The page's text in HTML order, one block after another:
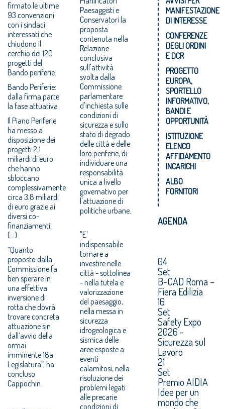
firmato le ultime
93 convenzioni
con i sindaci
interessati che
chiudono il
cerchio dei 120
progetti del
Bando periferie.
Bando Periferie:
dalla firma parte
la fase attuativa
Il Piano Periferie
ha messo a
disposizione dei
progetti 2,1
miliardi di euro
che hanno
sbloccano
complessivamente
circa 3,8 miliardi
di euro grazie ai
diversi co-
finanziamenti.
(...)
“Quanto
proposto dalla
Commissione fa
ben sperare in
una effettiva
inversione di
rotta che dovrà
trovare concreta
attuazione sin
dall’avvio della
ormai
imminente 18a
Legislatura”, ha
concluso
Cappochin.
Paesaggisti e
Conservatori la
proposta
contenuta nella
Relazione
conclusiva
sull'attività
svolta dalla
Commissione
parlamentare
d'inchiesta sulle
condizioni di
sicurezza e sullo
stato di degrado
delle città e delle
loro periferie, di
individuare una
responsabilità
unica a livello
governativo per
l'attuazione di
politiche urbane.
"E'
indispensabile
tornare a
investire nelle
città - sottolinea
- nella tutela e
valorizzazione
del paesaggio,
nella messa in
sicurezza
idrogeologica e
sismica delle
aree esposte a
eventi
calamitosi, nella
risoluzione dei
problemi legati
alle precarie
condizioni di
MANIFESTAZIONE
DI INTERESSE
CONFERENZE
DEGLI ORDINI
E DCR
PROGETTO
EUROPA,
SPORTELLO
INFORMATIVO,
BANDI E
OPPORTUNITÀ
ISTITUZIONE
ELENCO
AFFIDAMENTO
INCARICHI
ALBO
FORNITORI
AGENDA
04
Set
B-CAD Roma –
Fiera Edilizia
16
Set
Safety Expo
2026 -
Sicurezza sul
Lavoro
21
Set
Premio AIDIA
Idee per un
mondo che